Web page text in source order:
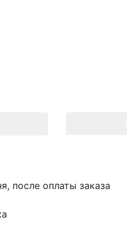
после оплаты заказа